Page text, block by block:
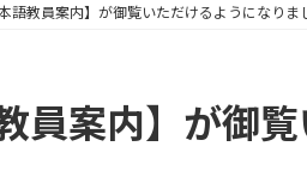
語教員案内】が御覧いただけるようになりま
員案内】が御